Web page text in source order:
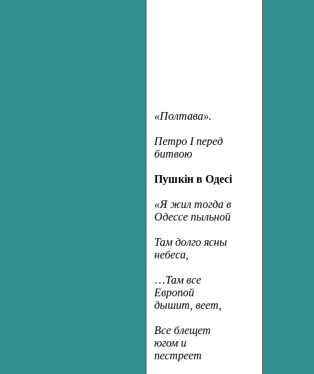
«Полтава».
Петро I перед
битвою
Пушкін в Одесі
«Я жил тогда в
Одессе пыльной
Там долго ясны
небеса,
…Там все
Европой
дышит, веет,
Все блещет
югом и
пестреет